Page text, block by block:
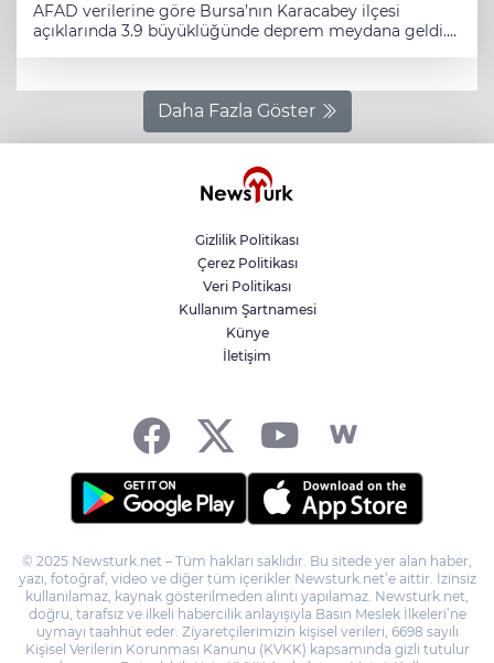
AFAD verilerine göre Bursa’nın Karacabey ilçesi
açıklarında 3.9 büyüklüğünde deprem meydana geldi.
ilçesine yaklaşık 8 kilometre mesafede Marmara Denizi
açıkları olduğunu duyurdu. Depremin büyüklüğü 3,9
olarak ölçülürken, yerin 12.04 kilometre derinliğinde
gerçekleştiği aktarıldı. İlk belirlemelere göre deprem
sonrası herhangi bir olumsuz ihbar ya da hasar bilgisi
https://twitter.com/DepremDairesi/status/
Daha Fazla Göster
Gizlilik Politikası
Çerez Politikası
Veri Politikası
Kullanım Şartnamesi
Künye
İletişim
© 2025 Newsturk.net – Tüm hakları saklıdır. Bu sitede yer alan haber,
yazı, fotoğraf, video ve diğer tüm içerikler Newsturk.net’e aittir. İzinsiz
kullanılamaz, kaynak gösterilmeden alıntı yapılamaz. Newsturk.net,
doğru, tarafsız ve ilkeli habercilik anlayışıyla Basın Meslek İlkeleri’ne
uymayı taahhüt eder. Ziyaretçilerimizin kişisel verileri, 6698 sayılı
Kişisel Verilerin Korunması Kanunu (KVKK) kapsamında gizli tutulur